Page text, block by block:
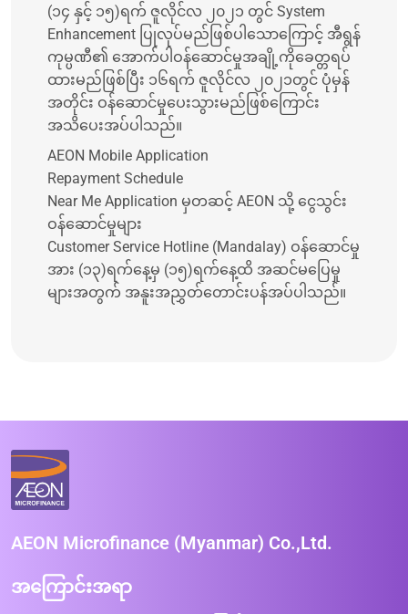
(၁၄ နှင့် ၁၅)ရက် ဇူလိုင်လ ၂၀၂၁ တွင် System
Enhancement ပြုလုပ်မည်ဖြစ်ပါသောကြောင့် အီရွန်
ကုမ္ပဏီ၏ အောက်ပါဝန်ဆောင်မှုအချို့ကိုခေတ္တရပ်
ထားမည်ဖြစ်ပြီး ၁၆ရက် ဇူလိုင်လ ၂၀၂၁တွင် ပုံမှန်
အတိုင်း ဝန်ဆောင်မှုပေးသွားမည်ဖြစ်ကြောင်း
အသိပေးအပ်ပါသည်။
AEON Mobile Application
Repayment Schedule
Near Me Application မှတဆင့် AEON သို့ ငွေသွင်း
ဝန်ဆောင်မှုများ
Customer Service Hotline (Mandalay) ဝန်ဆောင်မှု
အား (၁၃)ရက်နေ့မှ (၁၅)ရက်နေ့ထိ အဆင်မပြေမှု
များအတွက် အနူးအညွှတ်တောင်းပန်အပ်ပါသည်။
AEON Microfinance (Myanmar) Co.,Ltd.
အကြောင်းအရာ